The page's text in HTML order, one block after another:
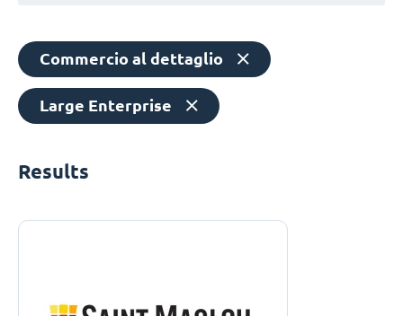
Commercio al dettaglio
Large Enterprise
Results